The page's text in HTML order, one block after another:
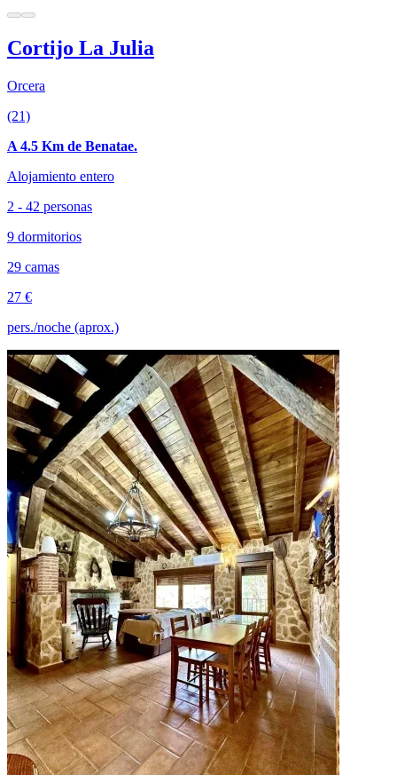
Cortijo La Julia
Orcera
(21)
A 4.5 Km de Benatae.
Alojamiento entero
2 - 42 personas
9 dormitorios
29 camas
27 €
pers./noche (aprox.)